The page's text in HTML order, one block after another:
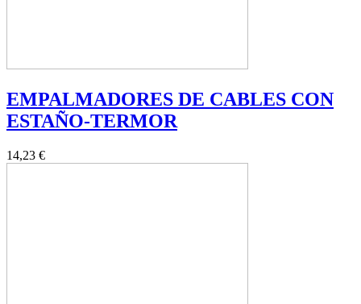
EMPALMADORES DE CABLES CON
ESTAÑO-TERMOR
14,23 €